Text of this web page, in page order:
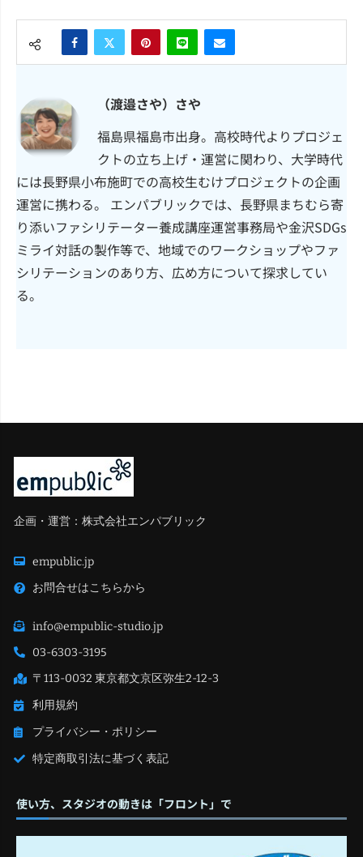
（渡邉さや）さや
福島県福島市出身。高校時代よりプロジェ
クトの立ち上げ・運営に関わり、大学時代
には長野県小布施町での高校生むけプロジェクトの企画
運営に携わる。 エンパブリックでは、長野県まちむら寄
り添いファシリテーター養成講座運営事務局や金沢SDGs
ミライ対話の製作等で、地域でのワークショップやファ
シリテーションのあり方、広め方について探求してい
る。
企画・運営：株式会社エンパブリック
empublic.jp
お問合せはこちらから
info@empublic-studio.jp
03-6303-3195
〒113-0032 東京都文京区弥生2-12-3
利用規約
プライバシー・ポリシー
特定商取引法に基づく表記
使い方、スタジオの動きは「フロント」で